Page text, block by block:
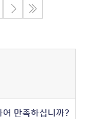
여 만족하십니까?